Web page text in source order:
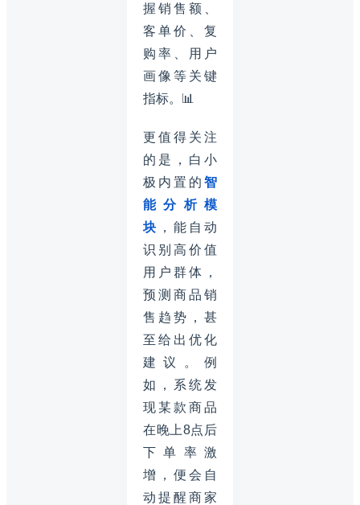
握销售额、
客单价、复
购率、用户
画像等关键
指标。📊
更值得关注
的是，白小
极内置的 智
能分析模
块 ，能自动
识别高价值
用户群体，
预测商品销
售趋势，甚
至给出优化
建议。例
如，系统发
现某款商品
在晚上8点后
下单率激
增，便会自
动提醒商家